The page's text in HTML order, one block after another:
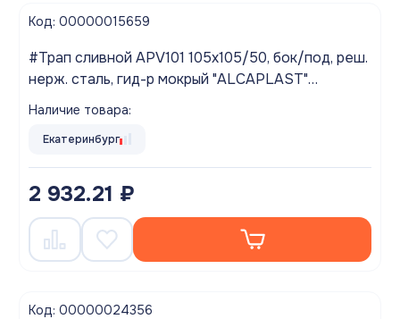
Код: 00000015659
#Трап сливной APV101 105х105/50, бок/под, реш.
нерж. сталь, гид-р мокрый "ALCAPLAST"
Выводим из ассортимента!
Наличие товара:
Екатеринбург
2 932.21 ₽
Код: 00000024356